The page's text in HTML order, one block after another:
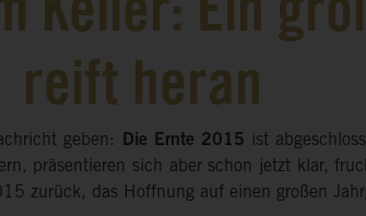
Keller: Ein
reift heran
geben: Die Ernte 2015 ist
präsentieren sich aber schon jetzt klar,
zurück, das Hoffnung auf einen großen